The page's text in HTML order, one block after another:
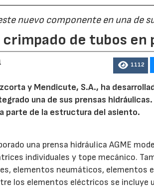
nuevo componente en una de
de tubos en
1112
y Mendicute, S.A., ha
una de sus prensas
parte de la estructura del asiento.
una prensa hidráulica AGME
individuales y tope mecánico.
elementos neumáticos, elementos
los elementos eléctricos se incluye